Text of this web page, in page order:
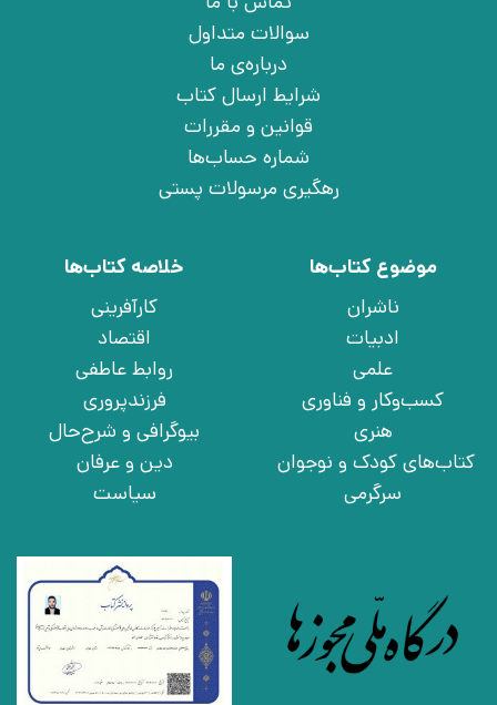
سوالات متداول
درباره‌ی ما
شرایط ارسال کتاب
قوانین و مقررات
شماره حساب‌ها
رهگیری مرسولات پستی
موضوع کتاب‌ها
ناشران
ادبیات
علمی
کسب‌وکار و فناوری
هنری
کتاب‌های کودک و نوجوان
سرگرمی
خلاصه کتاب‌ها
کارآفرینی
اقتصاد
روابط عاطفی
فرزندپروری
بیوگرافی و شرح‌حال
دین و عرفان
سیاست